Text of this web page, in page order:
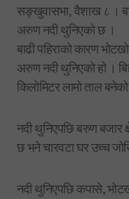
सङ्खुवासभा, वैशाख ८ ।
अरुण नदी थुनिएको छ ।
बाढी पहिराको कारण
अरुण नदी थुनिएको हो ।
किलोमिटर लामो ताल
नदी थुनिएपछि बरुण बजार
छ भने चारवटा घर उच्च
नदी थुनिएपछि कपासे,